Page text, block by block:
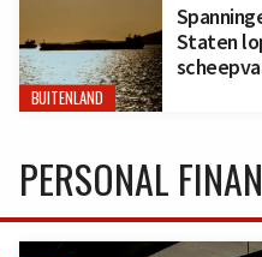
BUITENLAND
Staten
PERSONAL